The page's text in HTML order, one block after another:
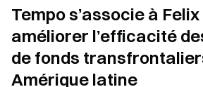
Tempo s’associe à
améliorer l’efficacité
de fonds
Amérique latine